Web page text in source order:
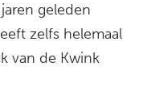
geleden
zelfs helemaal
van de Kwink